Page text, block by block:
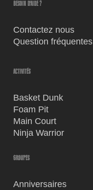
BESOIN D'AIDE ?
Contactez nous
Question fréquentes
ACTIVITÉS
Basket Dunk
Foam Pit
Main Court
Ninja Warrior
GROUPES
Anniversaires